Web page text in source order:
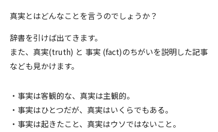
真実とはどんなことを言うのでしょうか？
辞書を引けば出てきます。
また、真実(truth) と 事実 (fact)のちがいを説明した記事
なども見かけます。
・事実は客観的な、真実は主観的。
・事実はひとつだが、真実はいくらでもある。
・事実は起きたこと、真実はウソではないこと。